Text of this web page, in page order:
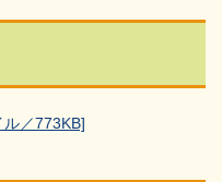
／773KB]